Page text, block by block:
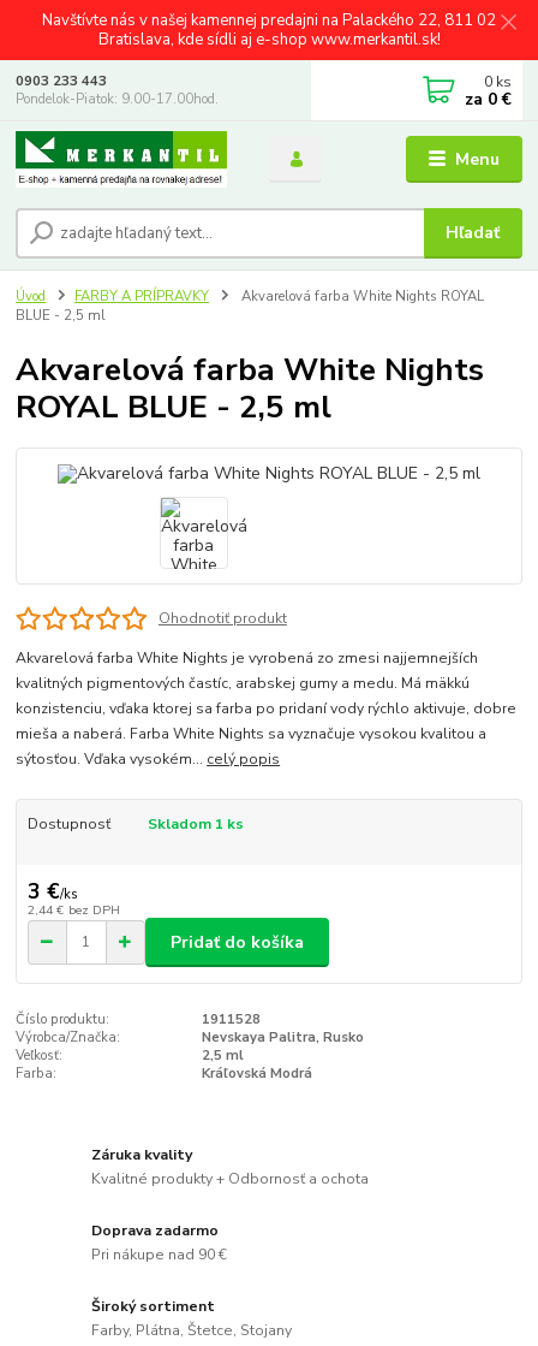
Navštívte nás v našej kamennej predajni na Palackého 22, 811 02
Bratislava, kde sídli aj e-shop www.merkantil.sk!
Menu
Hľadať
0903 233 443
Pondelok-Piatok: 9.00-17.00hod.
0 ks
za 0 €
Úvod FARBY A PRÍPRAVKY
Akvarelová farba White Nights ROYAL
BLUE - 2,5 ml
Akvarelová farba White Nights
ROYAL BLUE - 2,5 ml
Ohodnotiť produkt
Akvarelová farba White Nights je vyrobená zo zmesi najjemnejších
kvalitných pigmentových častíc, arabskej gumy a medu. Má mäkkú
konzistenciu, vďaka ktorej sa farba po pridaní vody rýchlo aktivuje, dobre
mieša a naberá. Farba White Nights sa vyznačuje vysokou kvalitou a
sýtosťou. Vďaka vysokém... celý popis
Dostupnosť Skladom 1 ks
3 €/ks
2,44 € bez DPH
Pridať do košíka
Číslo produktu:
1911528
Výrobca/Značka:
Nevskaya Palitra, Rusko
Veľkosť:
2,5 ml
Farba:
Kráľovská Modrá
Záruka kvality
Kvalitné produkty + Odbornosť a ochota
Doprava zadarmo
Pri nákupe nad 90 €
Široký sortiment
Farby, Plátna, Štetce, Stojany